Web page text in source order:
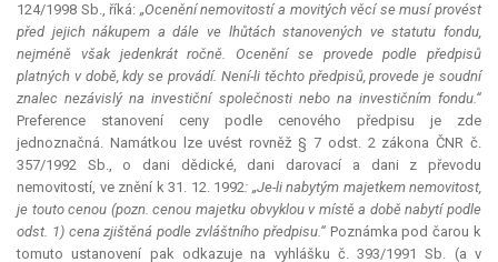
124/1998 Sb., říká: „Ocenění nemovitostí a movitých věcí se musí provést
před jejich nákupem a dále ve lhůtách stanovených ve statutu fondu,
nejméně však jedenkrát ročně. Ocenění se provede podle předpisů
platných v době, kdy se provádí. Není-li těchto předpisů, provede je soudní
znalec nezávislý na investiční společnosti nebo na investičním fondu.“
Preference stanovení ceny podle cenového předpisu je zde
jednoznačná. Namátkou lze uvést rovněž § 7 odst. 2 zákona ČNR č.
357/1992 Sb., o dani dědické, dani darovací a dani z převodu
nemovitostí, ve znění k 31. 12. 1992: „Je-li nabytým majetkem nemovitost,
je touto cenou (pozn. cenou majetku obvyklou v místě a době nabytí podle
odst. 1) cena zjištěná podle zvláštního předpisu.“Poznámka pod čarou k
tomuto ustanovení pak odkazuje na vyhlášku č. 393/1991 Sb. (a v